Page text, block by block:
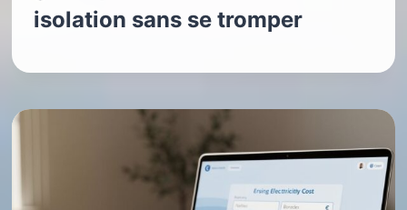
isolation sans se tromper